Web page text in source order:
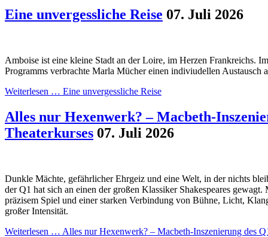
Eine unvergessliche Reise 07. Juli 2026
Amboise ist eine kleine Stadt an der Loire, im Herzen Frankreichs.
Programms verbrachte Marla Mücher einen indiviudellen Austausch
Weiterlesen … Eine unvergessliche Reise
Alles nur Hexenwerk? – Macbeth-
Theaterkurses 07. Juli 2026
Dunkle Mächte, gefährlicher Ehrgeiz und eine Welt, in der nichts
der Q1 hat sich an einen der großen Klassiker Shakespeares
präzisem Spiel und einer starken Verbindung von Bühne, Licht,
großer Intensität.
Weiterlesen … Alles nur Hexenwerk? – Macbeth-Inszenierung des